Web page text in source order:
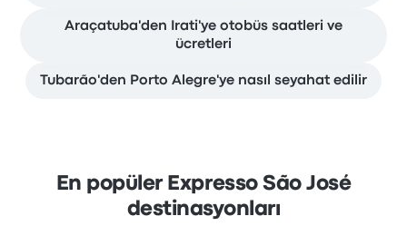
Araçatuba'den Irati'ye otobüs saatleri ve
ücretleri
Tubarão'den Porto Alegre'ye nasıl seyahat edilir
En popüler Expresso São José
destinasyonları